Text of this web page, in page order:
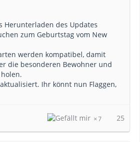
Herunterladen des Updates
zum Geburtstag vom New
werden kompatibel, damit
die besonderen Bewohner und
Ihr könnt nun Flaggen,
7 25